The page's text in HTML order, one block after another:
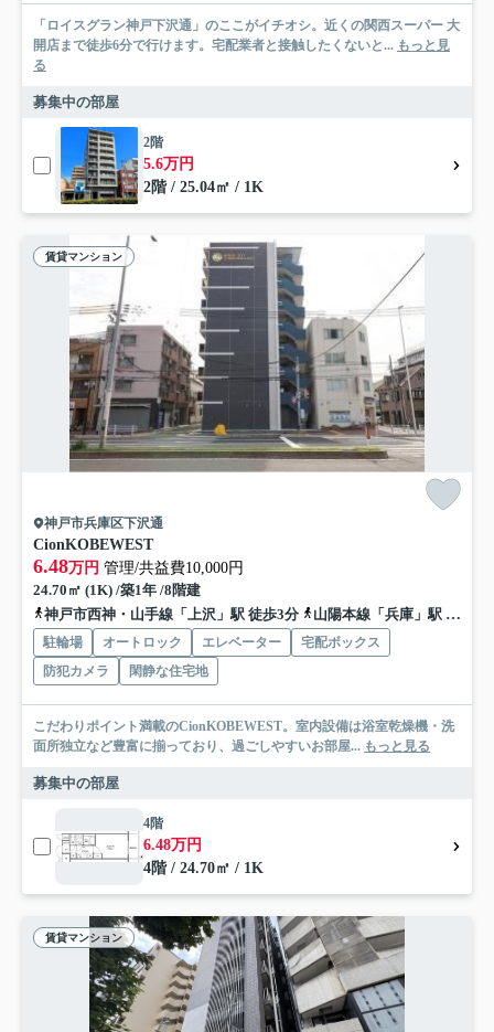
「ロイスグラン神戸下沢通」のここがイチオシ。近くの関西スーパー 大
開店まで徒歩6分で行けます。宅配業者と接触したくないと... もっと見
る
募集中の部屋
2階
5.6万円
2階 / 25.04㎡ / 1K
賃貸マンション
神戸市兵庫区下沢通
CionKOBEWEST
6.48万円 管理/共益費10,000円
24.70㎡ (1K) /築1年 /8階建
神戸市西神・山手線「上沢」駅 徒歩3分
山陽本線「兵庫」駅 徒歩10分
駐輪場 オートロック エレベーター
宅配ボックス
防犯カメラ
閑静な住宅地
こだわりポイント満載のCionKOBEWEST。室内設備は浴室乾燥機・洗
面所独立など豊富に揃っており、過ごしやすいお部屋... もっと見る
募集中の部屋
4階
6.48万円
4階 / 24.70㎡ / 1K
賃貸マンション